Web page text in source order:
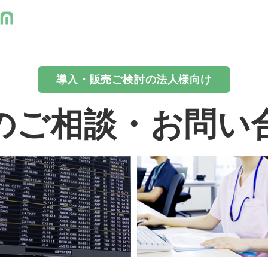
導入・販売ご検討の法人様向け
ご相談・お問い